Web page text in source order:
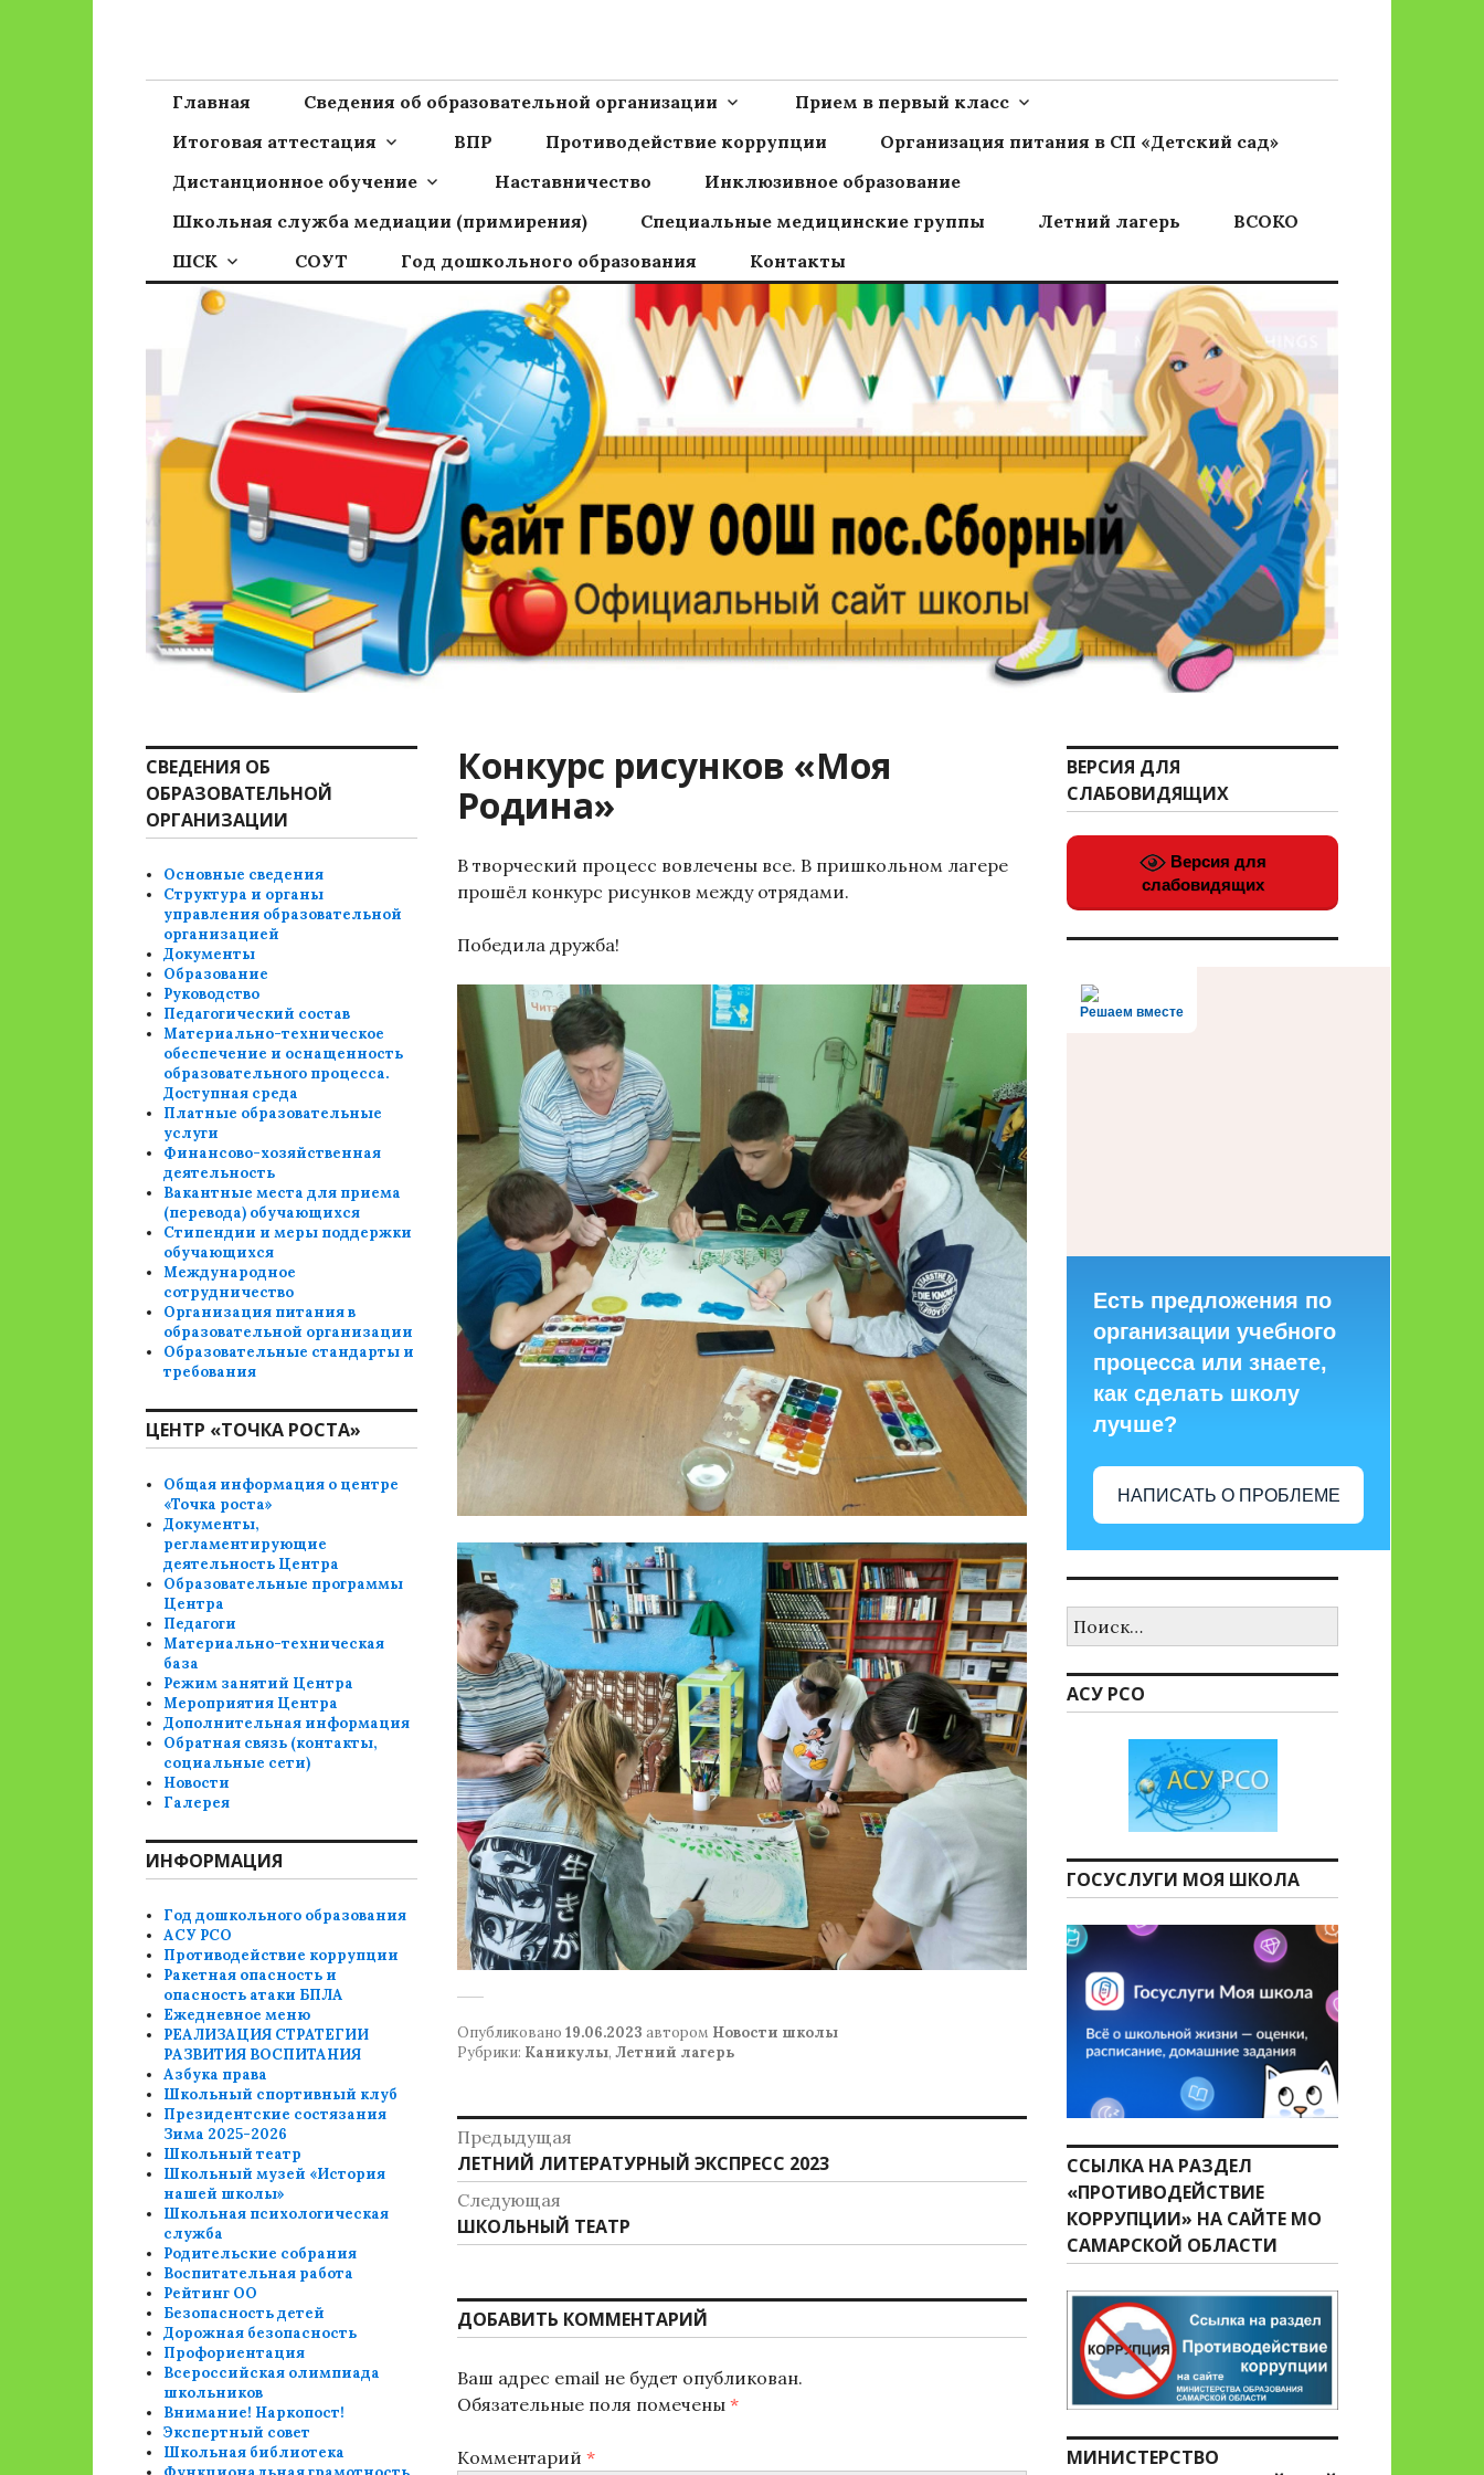
Сайт ГБОУ ООШ пос.Сборный
Главная Сведения об образовательной организации
Прием в первый класс
Итоговая аттестация
ВПР Противодействие коррупции
Организация питания в СП «Детский сад»
Дистанционное обучение
Наставничество
Инклюзивное образование
Школьная служба медиации (примирения)
Специальные медицинские группы Летний лагерь
ВСОКО
ШСК
СОУТ Год дошкольного образования Контакты
Конкурс рисунков «Моя
Родина»
В творческий процесс вовлечены все. В пришкольном лагере
прошёл конкурс рисунков между отрядами.
Победила дружба!
Опубликовано 19.06.2023 автором Новости школы
Рубрики: Каникулы, Летний лагерь
Навигация
по
записям
Предыдущая
Предыдущая
запись:
ЛЕТНИЙ ЛИТЕРАТУРНЫЙ ЭКСПРЕСС 2023
Следующая
Следующая
запись:
ШКОЛЬНЫЙ ТЕАТР
ДОБАВИТЬ КОММЕНТАРИЙ
Ваш адрес email не будет опубликован.
Обязательные поля помечены *
Комментарий *
СВЕДЕНИЯ ОБ
ОБРАЗОВАТЕЛЬНОЙ
ОРГАНИЗАЦИИ
Основные сведения
Структура и органы
управления образовательной
организацией
Документы
Образование
Руководство
Педагогический состав
Материально-техническое
обеспечение и оснащенность
образовательного процесса.
Доступная среда
Платные образовательные
услуги
Финансово-хозяйственная
деятельность
Вакантные места для приема
(перевода) обучающихся
Стипендии и меры поддержки
обучающихся
Международное
сотрудничество
Организация питания в
образовательной организации
Образовательные стандарты и
требования
ЦЕНТР «ТОЧКА РОСТА»
Общая информация о центре
«Точка роста»
Документы,
регламентирующие
деятельность Центра
Образовательные программы
Центра
Педагоги
Материально-техническая
база
Режим занятий Центра
Мероприятия Центра
Дополнительная информация
Обратная связь (контакты,
социальные сети)
Новости
Галерея
ИНФОРМАЦИЯ
Год дошкольного образования
АСУ РСО
Противодействие коррупции
Ракетная опасность и
опасность атаки БПЛА
Ежедневное меню
РЕАЛИЗАЦИЯ СТРАТЕГИИ
РАЗВИТИЯ ВОСПИТАНИЯ
Азбука права
Школьный спортивный клуб
Президентские состязания
Зима 2025-2026
Школьный театр
Школьный музей «История
нашей школы»
Школьная психологическая
служба
Родительские собрания
Воспитательная работа
Рейтинг ОО
Безопасность детей
Дорожная безопасность
Профориентация
Всероссийская олимпиада
школьников
Внимание! Наркопост!
Экспертный совет
Школьная библиотека
ВЕРСИЯ ДЛЯ
СЛАБОВИДЯЩИХ
Версия для
слабовидящих
Решаем вместе
Есть предложения по
организации учебного
процесса или знаете,
как сделать школу
лучше?
НАПИСАТЬ О ПРОБЛЕМЕ
АСУ РСО
ГОСУСЛУГИ МОЯ ШКОЛА
ССЫЛКА НА РАЗДЕЛ
«ПРОТИВОДЕЙСТВИЕ
КОРРУПЦИИ» НА САЙТЕ МО
САМАРСКОЙ ОБЛАСТИ
МИНИСТЕРСТВО